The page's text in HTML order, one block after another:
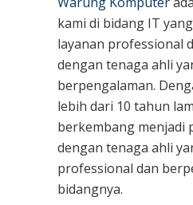
kami di bidang IT
layanan professional
dengan tenaga ahli
berpengalaman.
lebih dari 10 tahun
berkembang menjadi
dengan tenaga ahli
professional dan
bidangnya.